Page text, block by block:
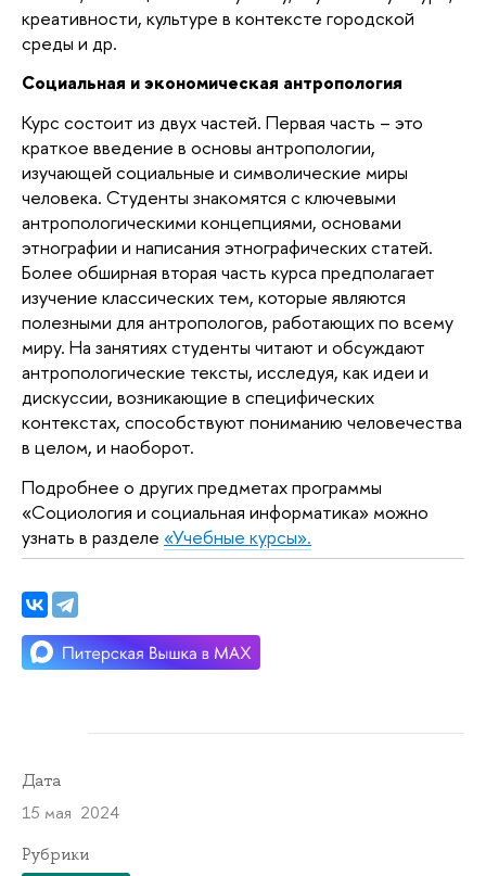
креативности, культуре в контексте городской
среды и др.
Социальная и экономическая антропология
Курс состоит из двух частей. Первая часть – это
краткое введение в основы антропологии,
изучающей социальные и символические миры
человека. Студенты знакомятся с ключевыми
антропологическими концепциями, основами
этнографии и написания этнографических статей.
Более обширная вторая часть курса предполагает
изучение классических тем, которые являются
полезными для антропологов, работающих по всему
миру. На занятиях студенты читают и обсуждают
антропологические тексты, исследуя, как идеи и
дискуссии, возникающие в специфических
контекстах, способствуют пониманию человечества
в целом, и наоборот.
Подробнее о других предметах программы
«Социология и социальная информатика» можно
узнать в разделе «Учебные курсы».
Дата
15 мая 2024
Рубрики